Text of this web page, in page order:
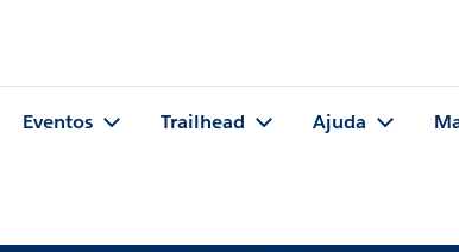
Eventos Trailhead Ajuda